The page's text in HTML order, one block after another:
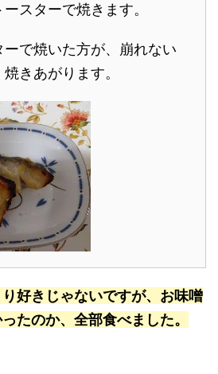
スターで焼きます。
で焼いた方が、崩れない
きあがります。
好きじゃないですが、お味噌
たのか、全部食べました。